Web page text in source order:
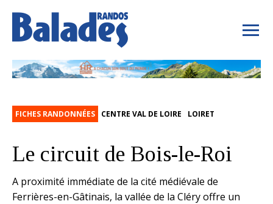
FICHES RANDONNÉES CENTRE VAL DE LOIRE LOIRET
Le circuit de Bois-le-Roi
A proximité immédiate de la cité médiévale de
Ferrières-en-Gâtinais, la vallée de la Cléry offre un